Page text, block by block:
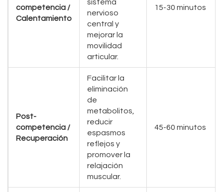
competencia /
Calentamiento
sistema
nervioso
central y
mejorar la
movilidad
articular.
15-30 minutos
Post-
competencia /
Recuperación
Facilitar la
eliminación
de
metabolitos,
reducir
espasmos
reflejos y
promover la
relajación
muscular.
45-60 minutos